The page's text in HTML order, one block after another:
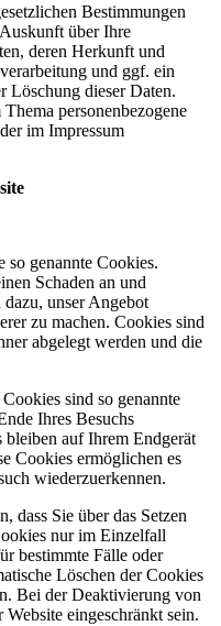
Bestimmungen
über Ihre
deren Herkunft und
und ggf. ein
Löschung dieser Daten.
personenbezogene
im Impressum
so genannte Cookies.
Schaden an und
unser Angebot
zu machen. Cookies sind
abgelegt werden und die
sind so genannte
Ihres Besuchs
bleiben auf Ihrem Endgerät
Cookies ermöglichen es
wiederzuerkennen.
dass Sie über das Setzen
nur im Einzelfall
bestimmte Fälle oder
Löschen der Cookies
Bei der Deaktivierung von
eingeschränkt sein.